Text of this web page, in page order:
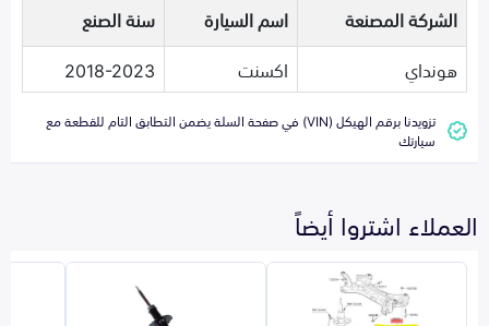
الشركة المصنعة اسم السيارة
سنة الصنع
هونداي
اكسنت 2018-2023
تزويدنا برقم الهيكل (VIN) في صفحة السلة يضمن التطابق التام للقطعة مع
سيارتك
العملاء اشتروا أيضاً